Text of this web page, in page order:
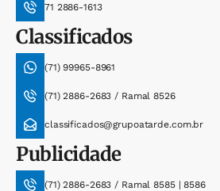
71 2886-1613
Classificados
(71) 99965-8961
(71) 2886-2683 / Ramal 8526
classificados@grupoatarde.com.br
Publicidade
(71) 2886-2683 / Ramal 8585 | 8586